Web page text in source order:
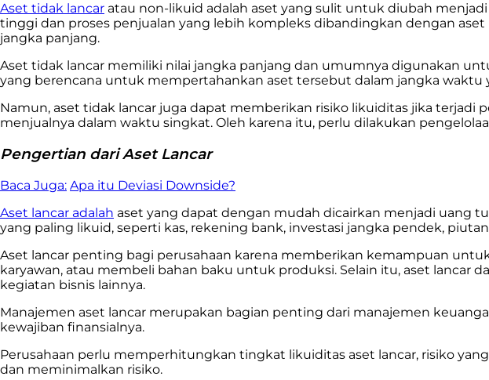
Aset tidak lancar atau non-likuid adalah aset yang sulit untuk diubah
tinggi dan proses penjualan yang lebih kompleks dibandingkan dengan aset
jangka panjang.
Aset tidak lancar memiliki nilai jangka panjang dan umumnya digunakan
yang berencana untuk mempertahankan aset tersebut dalam jangka waktu
Namun, aset tidak lancar juga dapat memberikan risiko likuiditas jika
menjualnya dalam waktu singkat. Oleh karena itu, perlu dilakukan
Pengertian dari Aset Lancar
Baca Juga: Apa itu Deviasi Downside?
Aset lancar adalah aset yang dapat dengan mudah dicairkan menjadi uang
yang paling likuid, seperti kas, rekening bank, investasi jangka pendek,
Aset lancar penting bagi perusahaan karena memberikan kemampuan
karyawan, atau membeli bahan baku untuk produksi. Selain itu, aset
kegiatan bisnis lainnya.
Manajemen aset lancar merupakan bagian penting dari manajemen
kewajiban finansialnya.
Perusahaan perlu memperhitungkan tingkat likuiditas aset lancar, risiko
dan meminimalkan risiko.